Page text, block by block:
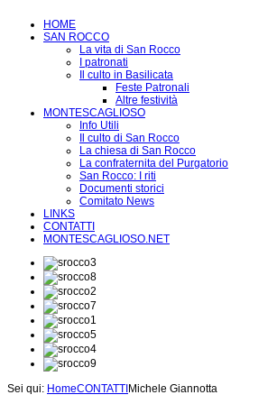
HOME
SAN ROCCO
La vita di San Rocco
I patronati
Il culto in Basilicata
Feste Patronali
Altre festività
MONTESCAGLIOSO
Info Utili
Il culto di San Rocco
La chiesa di San Rocco
La confraternita del Purgatorio
San Rocco: I riti
Documenti storici
Comitato News
LINKS
CONTATTI
MONTESCAGLIOSO.NET
Sei qui: HomeCONTATTI Michele Giannotta